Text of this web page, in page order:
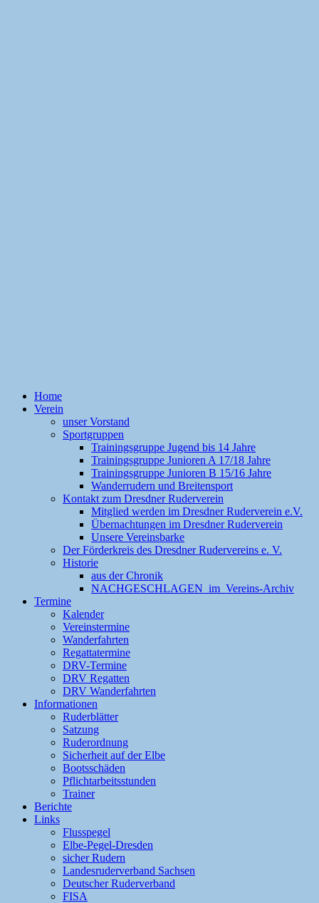
Home
Verein
unser Vorstand
Sportgruppen
Trainingsgruppe Jugend bis 14 Jahre
Trainingsgruppe Junioren A 17/18 Jahre
Trainingsgruppe Junioren B 15/16 Jahre
Wanderrudern und Breitensport
Kontakt zum Dresdner Ruderverein
Mitglied werden im Dresdner Ruderverein e.V.
Übernachtungen im Dresdner Ruderverein
Unsere Vereinsbarke
Der Förderkreis des Dresdner Rudervereins e. V.
Historie
aus der Chronik
NACHGESCHLAGEN im Vereins-Archiv
Termine
Kalender
Vereinstermine
Wanderfahrten
Regattatermine
DRV-Termine
DRV Regatten
DRV Wanderfahrten
Informationen
Ruderblätter
Satzung
Ruderordnung
Sicherheit auf der Elbe
Bootsschäden
Pflichtarbeitsstunden
Trainer
Berichte
Links
Flusspegel
Elbe-Pegel-Dresden
sicher Rudern
Landesruderverband Sachsen
Deutscher Ruderverband
FISA